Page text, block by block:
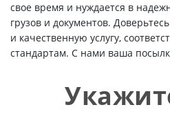
свое время и нуждается в
грузов и документов.
и качественную услугу,
стандартам. С нами ваша